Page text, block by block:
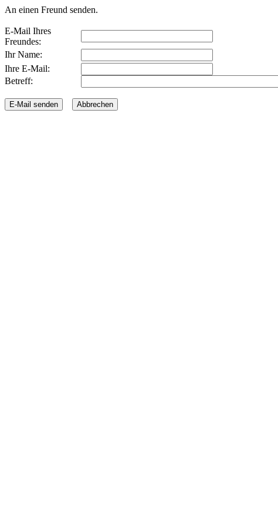
An einen Freund senden.
E-Mail Ihres
Freundes:
Ihr Name:
Ihre E-Mail:
Betreff: